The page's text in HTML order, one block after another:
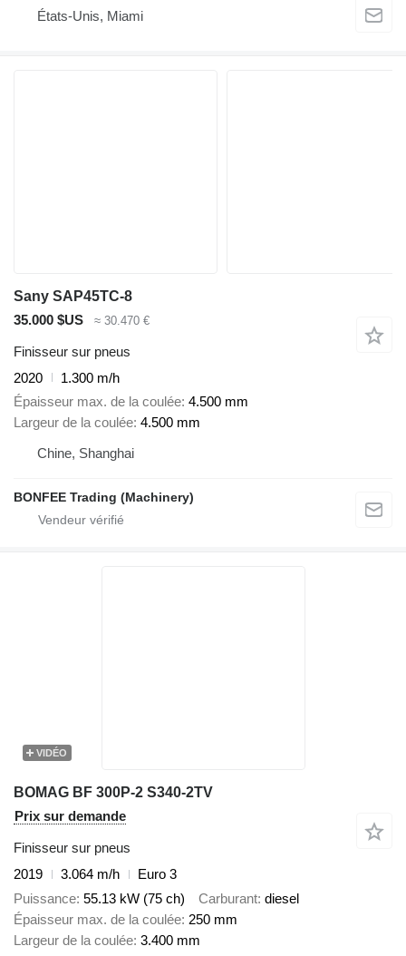
États-Unis, Miami
Sany SAP45TC-8
35.000 $US
≈ 30.470 €
Finisseur sur pneus
2020
1.300 m/h
Épaisseur max. de la coulée 4.500 mm
Largeur de la coulée 4.500 mm
Chine, Shanghai
BONFEE Trading (Machinery)
VIDÉO
BOMAG BF 300P-2 S340-2TV
Prix sur demande
Finisseur sur pneus
2019
3.064 m/h
Euro 3
Puissance 55.13 kW (75 ch) Carburant diesel
Épaisseur max. de la coulée 250 mm
Largeur de la coulée 3.400 mm